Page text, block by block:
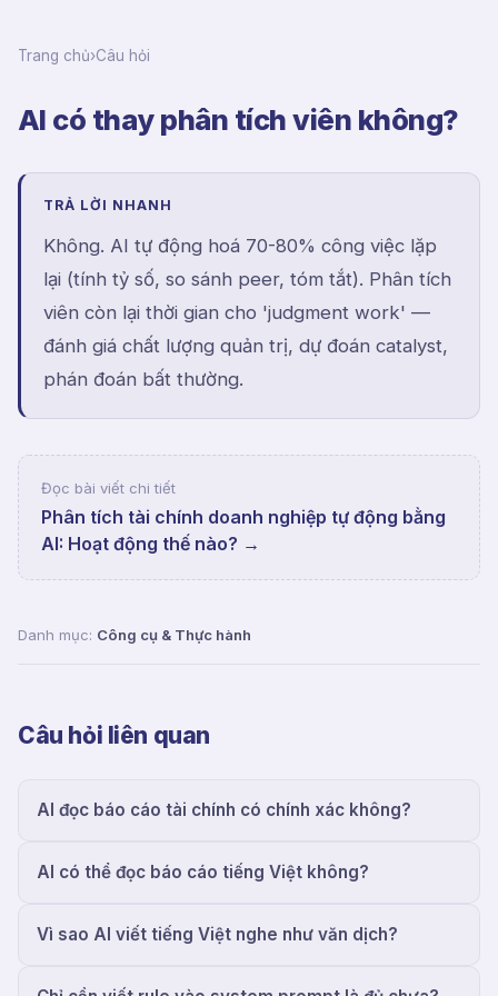
Trang chủ›Câu hỏi
AI có thay phân tích viên không?
TRẢ LỜI NHANH
Không. AI tự động hoá 70-80% công việc lặp
lại (tính tỷ số, so sánh peer, tóm tắt). Phân tích
viên còn lại thời gian cho 'judgment work' —
đánh giá chất lượng quản trị, dự đoán catalyst,
phán đoán bất thường.
Đọc bài viết chi tiết
Phân tích tài chính doanh nghiệp tự động bằng
AI: Hoạt động thế nào? →
Danh mục: Công cụ & Thực hành
Câu hỏi liên quan
AI đọc báo cáo tài chính có chính xác không?
AI có thể đọc báo cáo tiếng Việt không?
Vì sao AI viết tiếng Việt nghe như văn dịch?